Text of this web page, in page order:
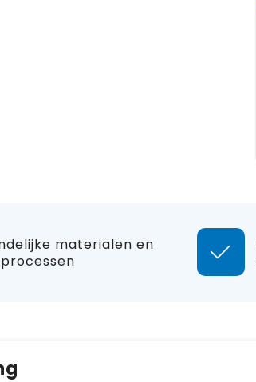
materialen en